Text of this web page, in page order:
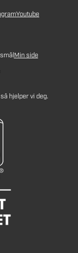
Youtube
Min side
hjelper vi deg.